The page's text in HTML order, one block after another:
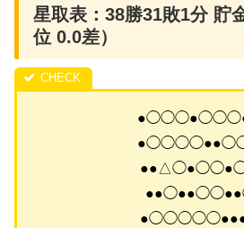
星取表：38勝31敗1分 貯
位 0.0差）